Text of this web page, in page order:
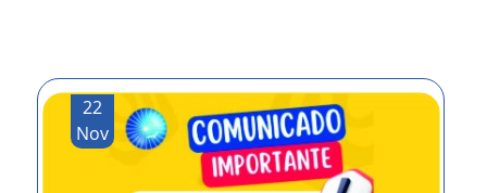
22
Nov